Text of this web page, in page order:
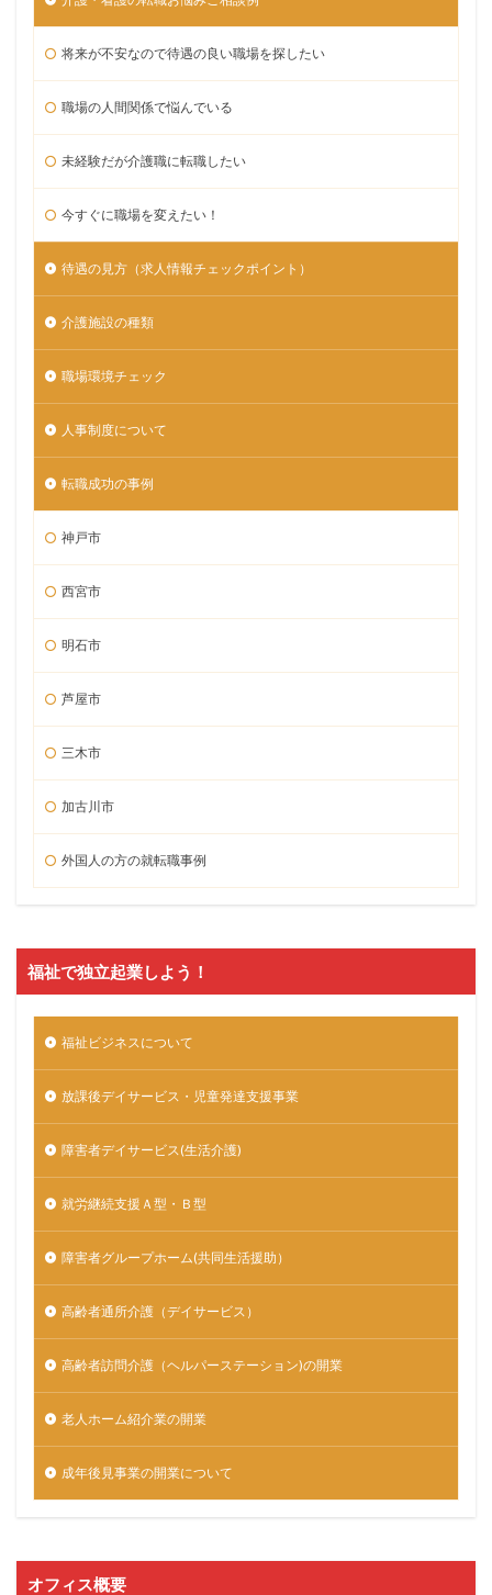
将来が不安なので待遇の良い職場を探したい
職場の人間関係で悩んでいる
未経験だが介護職に転職したい
今すぐに職場を変えたい！
待遇の見方（求人情報チェックポイント）
介護施設の種類
職場環境チェック
人事制度について
転職成功の事例
神戸市
西宮市
明石市
芦屋市
三木市
加古川市
外国人の方の就転職事例
福祉で独立起業しよう！
福祉ビジネスについて
放課後デイサービス・児童発達支援事業
障害者デイサービス(生活介護)
就労継続支援Ａ型・Ｂ型
障害者グループホーム(共同生活援助）
高齢者通所介護（デイサービス）
高齢者訪問介護（ヘルパーステーション)の開業
老人ホーム紹介業の開業
成年後見事業の開業について
オフィス概要